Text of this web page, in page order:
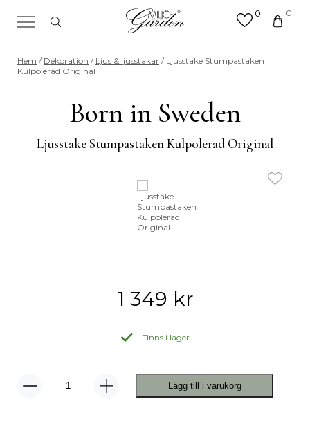
0 0
Sök efter valfri produkt eller
kategori
Hem / Dekoration / Ljus & ljusstakar / Ljusstake Stumpastaken
Kulpolerad Original
Born in Sweden
Ljusstake Stumpastaken Kulpolerad Original
1 349 kr
Finns i lager
Ljusstake
Lägg till i varukorg